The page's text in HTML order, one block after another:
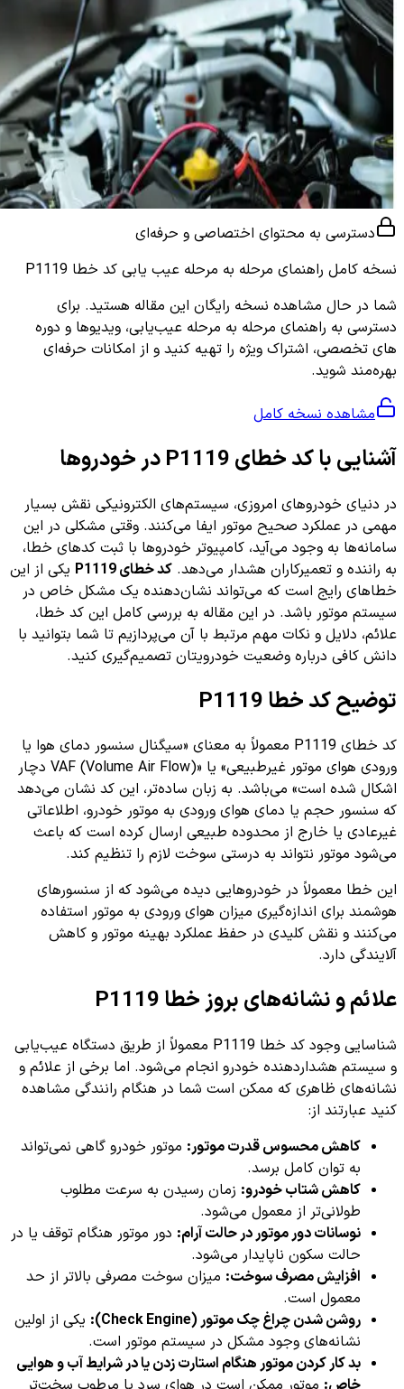
دسترسی به محتوای اختصاصی و حرفه‌ای
نسخه کامل راهنمای مرحله به مرحله عیب یابی کد خطا P1119
شما در حال مشاهده نسخه رایگان این مقاله هستید. برای
دسترسی به راهنمای مرحله به مرحله عیب‌یابی، ویدیوها و دوره
های تخصصی، اشتراک ویژه را تهیه کنید و از امکانات حرفه‌ای
بهره‌مند شوید.
مشاهده نسخه کامل
آشنایی با کد خطای P1119 در خودروها
در دنیای خودروهای امروزی، سیستم‌های الکترونیکی نقش بسیار
مهمی در عملکرد صحیح موتور ایفا می‌کنند. وقتی مشکلی در این
سامانه‌ها به وجود می‌آید، کامپیوتر خودروها با ثبت کدهای خطا،
به راننده و تعمیرکاران هشدار می‌دهد. کد خطای P1119
یکی از این
خطاهای رایج است که می‌تواند نشان‌دهنده یک مشکل خاص در
سیستم موتور باشد. در این مقاله به بررسی کامل این کد خطا،
علائم، دلایل و نکات مهم مرتبط با آن می‌پردازیم تا شما بتوانید با
دانش کافی درباره وضعیت خودرویتان تصمیم‌گیری کنید.
توضیح کد خطا P1119
کد خطای P1119 معمولاً به معنای «سیگنال سنسور دمای هوا یا
ورودی هوای موتور غیرطبیعی» یا «VAF (Volume Air Flow) دچار
اشکال شده است» می‌باشد. به زبان ساده‌تر، این کد نشان می‌دهد
که سنسور حجم یا دمای هوای ورودی به موتور خودرو، اطلاعاتی
غیرعادی یا خارج از محدوده طبیعی ارسال کرده است که باعث
می‌شود موتور نتواند به درستی سوخت لازم را تنظیم کند.
این خطا معمولاً در خودروهایی دیده می‌شود که از سنسورهای
هوشمند برای اندازه‌گیری میزان هوای ورودی به موتور استفاده
می‌کنند و نقش کلیدی در حفظ عملکرد بهینه موتور و کاهش
آلایندگی دارد.
علائم و نشانه‌های بروز خطا P1119
شناسایی وجود کد خطا P1119 معمولاً از طریق دستگاه عیب‌یابی
و سیستم هشداردهنده خودرو انجام می‌شود. اما برخی از علائم و
نشانه‌های ظاهری که ممکن است شما در هنگام رانندگی مشاهده
کنید عبارتند از:
کاهش محسوس قدرت موتور: موتور خودرو گاهی نمی‌تواند
به توان کامل برسد.
کاهش شتاب خودرو: زمان رسیدن به سرعت مطلوب
طولانی‌تر از معمول می‌شود.
نوسانات دور موتور در حالت آرام: دور موتور هنگام توقف یا در
حالت سکون ناپایدار می‌شود.
افزایش مصرف سوخت: میزان سوخت مصرفی بالاتر از حد
معمول است.
روشن شدن چراغ چک موتور (Check Engine):
یکی از اولین
نشانه‌های وجود مشکل در سیستم موتور است.
بد کار کردن موتور هنگام استارت زدن یا در شرایط آب و هوایی